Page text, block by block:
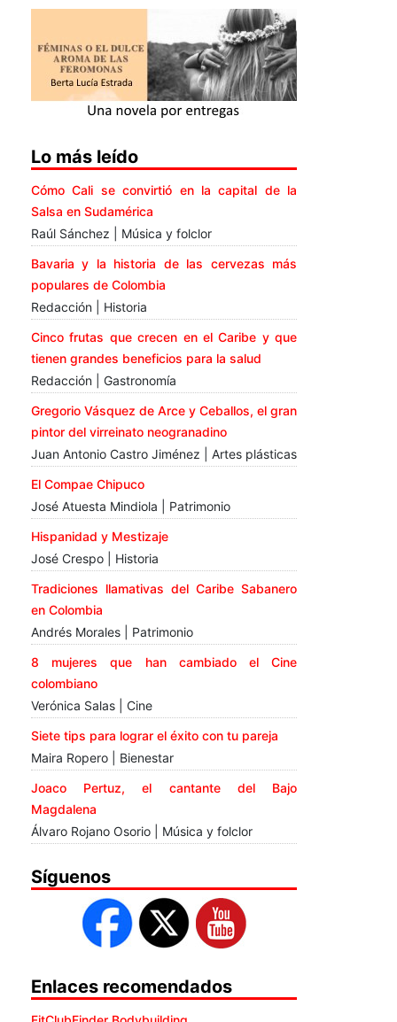
Lo más leído
Cómo Cali se convirtió en la capital de la
Salsa en Sudamérica
Raúl Sánchez | Música y folclor
Bavaria y la historia de las cervezas más
populares de Colombia
Redacción | Historia
Cinco frutas que crecen en el Caribe y que
tienen grandes beneficios para la salud
Redacción | Gastronomía
Gregorio Vásquez de Arce y Ceballos, el gran
pintor del virreinato neogranadino
Juan Antonio Castro Jiménez | Artes plásticas
El Compae Chipuco
José Atuesta Mindiola | Patrimonio
Hispanidad y Mestizaje
José Crespo | Historia
Tradiciones llamativas del Caribe Sabanero
en Colombia
Andrés Morales | Patrimonio
8 mujeres que han cambiado el Cine
colombiano
Verónica Salas | Cine
Siete tips para lograr el éxito con tu pareja
Maira Ropero | Bienestar
Joaco Pertuz, el cantante del Bajo
Magdalena
Álvaro Rojano Osorio | Música y folclor
Síguenos
Enlaces recomendados